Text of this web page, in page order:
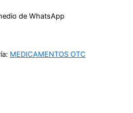
de WhatsApp
MEDICAMENTOS OTC